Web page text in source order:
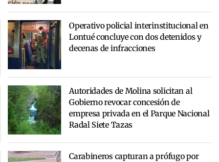
Operativo policial interinstitucional en
Lontué concluye con dos detenidos y
decenas de infracciones
Autoridades de Molina solicitan al
Gobierno revocar concesión de
empresa privada en el Parque Nacional
Radal Siete Tazas
Carabineros capturan a prófugo por